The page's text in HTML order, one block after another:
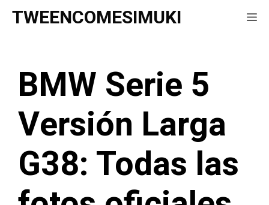
Saltar
TWEENCOMESIMUKI
BMW Serie 5
Versión Larga
G38: Todas las